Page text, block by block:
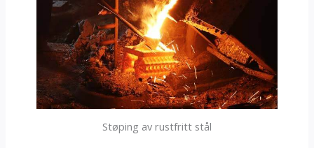
Støping av rustfritt stål